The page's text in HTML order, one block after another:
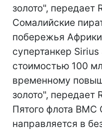
золото", передает
Сомалийские
побережья Африки
супертанкер
стоимостью 100
временному
золото",
Пятого флота
направляется в